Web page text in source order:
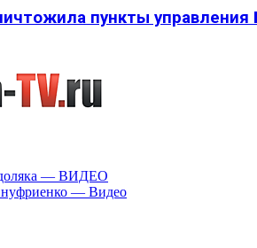
пункты
— ВИДЕО
— Видео